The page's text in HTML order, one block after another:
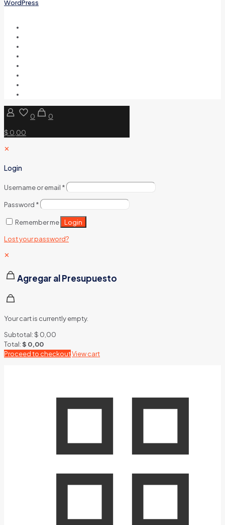
WordPress
0
0
$ 0,00
✕
Login
Username or email *
Password *
Remember me Login
Lost your password?
✕
Agregar al Presupuesto
Your cart is currently empty.
Subtotal:$ 0,00
Total:$ 0,00
Proceed to checkoutView cart